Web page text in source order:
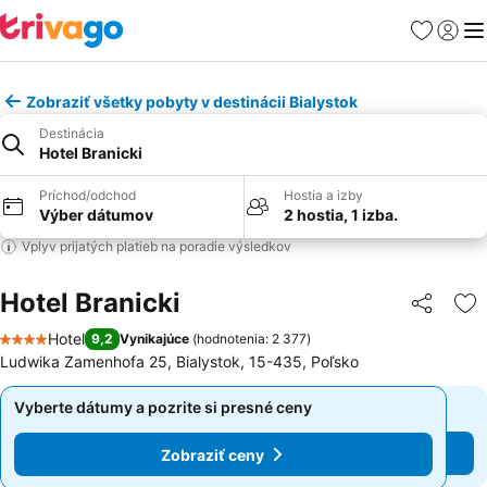
Obľúbené
Zobraziť všetky pobyty v destinácii Bialystok
Destinácia
Hotel Branicki
Príchod/odchod
Výber dátumov
Hostia a izby
2 hostia, 1 izba.
Vplyv prijatých platieb na poradie výsledkov
Hotel Branicki Zdieľať
4 Počet hviezdičiek
Hotel 9,2 Vynikajúce (hodnotenia: 2 377)
Ludwika Zamenhofa 25, Bialystok, 15-435, Poľsko
Vyberte dátumy a pozrite si presné ceny
Zobraziť ceny
Vyberte dátumy a pozrite si presné ceny
Zobraziť ceny